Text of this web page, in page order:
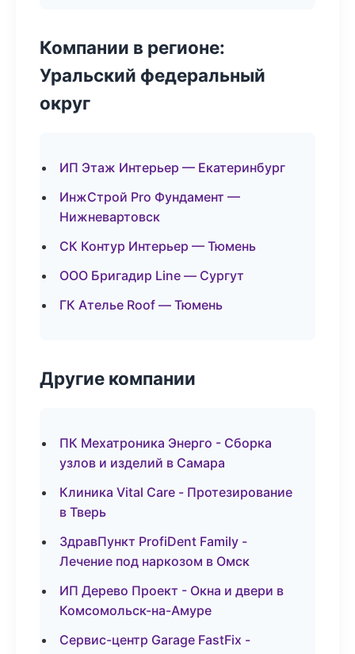
Компании в регионе:
Уральский федеральный
округ
ИП Этаж Интерьер — Екатеринбург
ИнжСтрой Pro Фундамент —
Нижневартовск
СК Контур Интерьер — Тюмень
ООО Бригадир Line — Сургут
ГК Ателье Roof — Тюмень
Другие компании
ПК Мехатроника Энерго - Сборка
узлов и изделий в Самара
Клиника Vital Care - Протезирование
в Тверь
ЗдравПункт ProfiDent Family -
Лечение под наркозом в Омск
ИП Дерево Проект - Окна и двери в
Комсомольск-на-Амуре
Сервис-центр Garage FastFix -